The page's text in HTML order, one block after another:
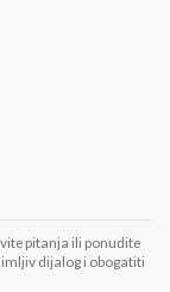
pitanja ili ponudite
dijalog i obogatiti